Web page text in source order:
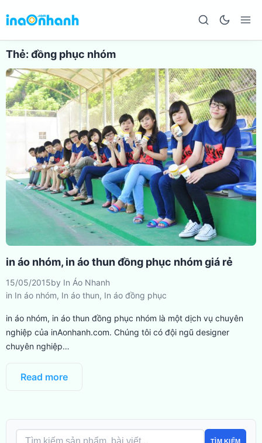
Thẻ: đồng phục nhóm
in áo nhóm, in áo thun đồng phục nhóm giá rẻ
15/05/2015by In Áo Nhanh
in In áo nhóm, In áo thun, In áo đồng phục
in áo nhóm, in áo thun đồng phục nhóm là một dịch vụ chuyên
nghiệp của inAonhanh.com. Chúng tôi có đội ngũ designer
chuyên nghiệp…
Read more
TÌM KIẾM